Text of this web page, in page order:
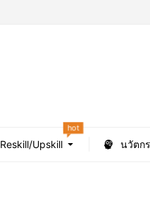
Reskill/Upskill
hot
นวัตก